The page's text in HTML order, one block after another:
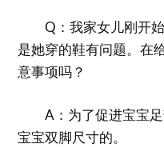
Q：我家女儿刚开始
是她穿的鞋有问题。在
意事项吗？
A：为了促进宝宝足
宝宝双脚尺寸的。